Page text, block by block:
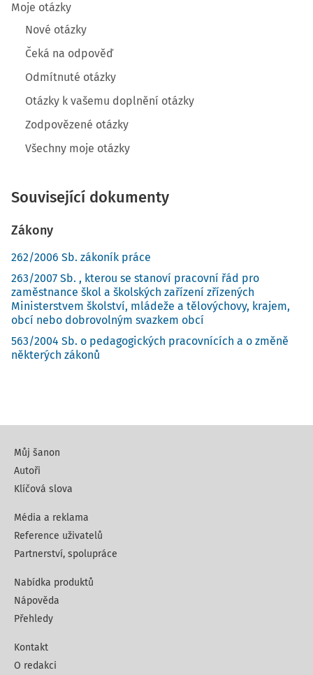
Moje otázky
Nové otázky
Čeká na odpověď
Odmítnuté otázky
Otázky k vašemu doplnění otázky
Zodpovězené otázky
Všechny moje otázky
Související dokumenty
Zákony
262/2006 Sb. zákoník práce
263/2007 Sb. , kterou se stanoví pracovní řád pro
zaměstnance škol a školských zařízení zřízených
Ministerstvem školství, mládeže a tělovýchovy, krajem,
obcí nebo dobrovolným svazkem obcí
563/2004 Sb. o pedagogických pracovnících a o změně
některých zákonů
Můj šanon
Autoři
Klíčová slova
Média a reklama
Reference uživatelů
Partnerství, spolupráce
Nabídka produktů
Nápověda
Přehledy
Kontakt
O redakci